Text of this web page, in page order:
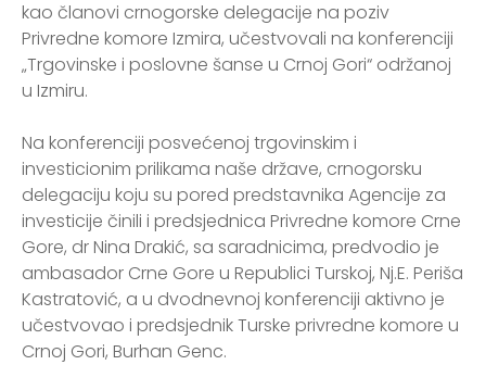
kao članovi crnogorske delegacije na poziv
Privredne komore Izmira, učestvovali na konferenciji
„Trgovinske i poslovne šanse u Crnoj Gori“ održanoj
u Izmiru.
Na konferenciji posvećenoj trgovinskim i
investicionim prilikama naše države, crnogorsku
delegaciju koju su pored predstavnika Agencije za
investicije činili i predsjednica Privredne komore Crne
Gore, dr Nina Drakić, sa saradnicima, predvodio je
ambasador Crne Gore u Republici Turskoj, Nj.E. Periša
Kastratović, a u dvodnevnoj konferenciji aktivno je
učestvovao i predsjednik Turske privredne komore u
Crnoj Gori, Burhan Genc.